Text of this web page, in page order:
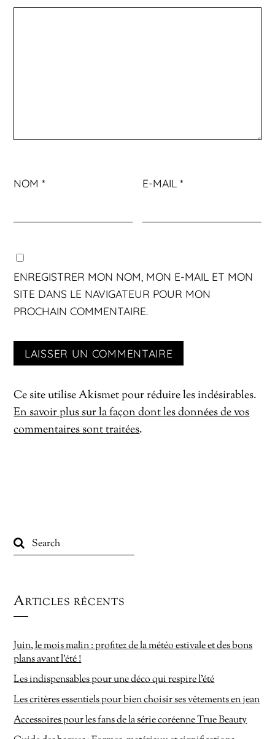
NOM* E-MAIL*
ENREGISTRER MON NOM, MON E-MAIL ET MON
SITE DANS LE NAVIGATEUR POUR MON
PROCHAIN COMMENTAIRE.
Ce site utilise Akismet pour réduire les indésirables.
En savoir plus sur la façon dont les données de vos
commentaires sont traitées.
Articles récents
Juin, le mois malin : profitez de la météo estivale et des bons
plans avant l’été !
Les indispensables pour une déco qui respire l’été
Les critères essentiels pour bien choisir ses vêtements en jean
Accessoires pour les fans de la série coréenne True Beauty